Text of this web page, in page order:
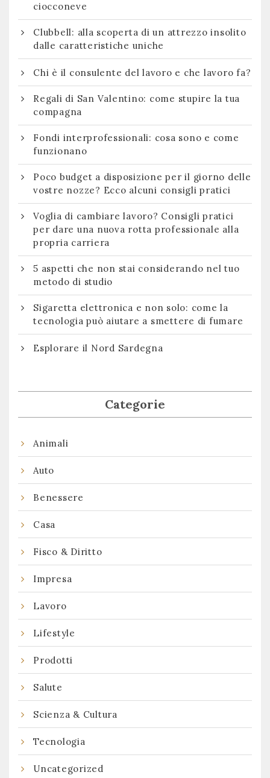
ciocconeve
Clubbell: alla scoperta di un attrezzo insolito
dalle caratteristiche uniche
Chi è il consulente del lavoro e che lavoro fa?
Regali di San Valentino: come stupire la tua
compagna
Fondi interprofessionali: cosa sono e come
funzionano
Poco budget a disposizione per il giorno delle
vostre nozze? Ecco alcuni consigli pratici
Voglia di cambiare lavoro? Consigli pratici
per dare una nuova rotta professionale alla
propria carriera
5 aspetti che non stai considerando nel tuo
metodo di studio
Sigaretta elettronica e non solo: come la
tecnologia può aiutare a smettere di fumare
Esplorare il Nord Sardegna
Categorie
Animali
Auto
Benessere
Casa
Fisco & Diritto
Impresa
Lavoro
Lifestyle
Prodotti
Salute
Scienza & Cultura
Tecnologia
Uncategorized